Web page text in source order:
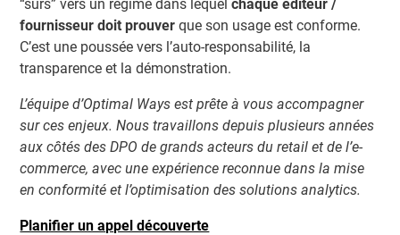
“sûrs” vers un régime dans lequelchaque éditeur /
fournisseur doit prouver que son usage est conforme.
C’est une poussée vers l’auto-responsabilité, la
transparence et la démonstration.
L’équipe d’Optimal Ways est prête à vous accompagner
sur ces enjeux. Nous travaillons depuis plusieurs années
aux côtés des DPO de grands acteurs du retail et de l’e-
commerce, avec une expérience reconnue dans la mise
en conformité et l’optimisation des solutions analytics.
Planifier un appel découverte